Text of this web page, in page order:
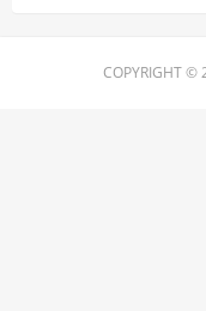
COPYRIGHT ©